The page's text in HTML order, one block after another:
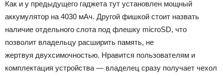
Как и у предыдущего гаджета тут установлен мощный
аккумулятор на 4030 мАч. Другой фишкой стоит назвать
наличие отдельного слота под флешку microSD, что
позволит владельцу расширить память, не
жертвуя двухсимочностью. Нравится пользователям и
комплектация устройства — владелец сразу получает чехол